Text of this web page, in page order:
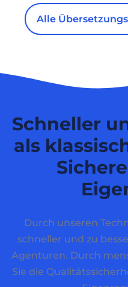
Alle
Schneller
als
Durch unseren
schneller und zu
Agenturen. Durch
Sie die